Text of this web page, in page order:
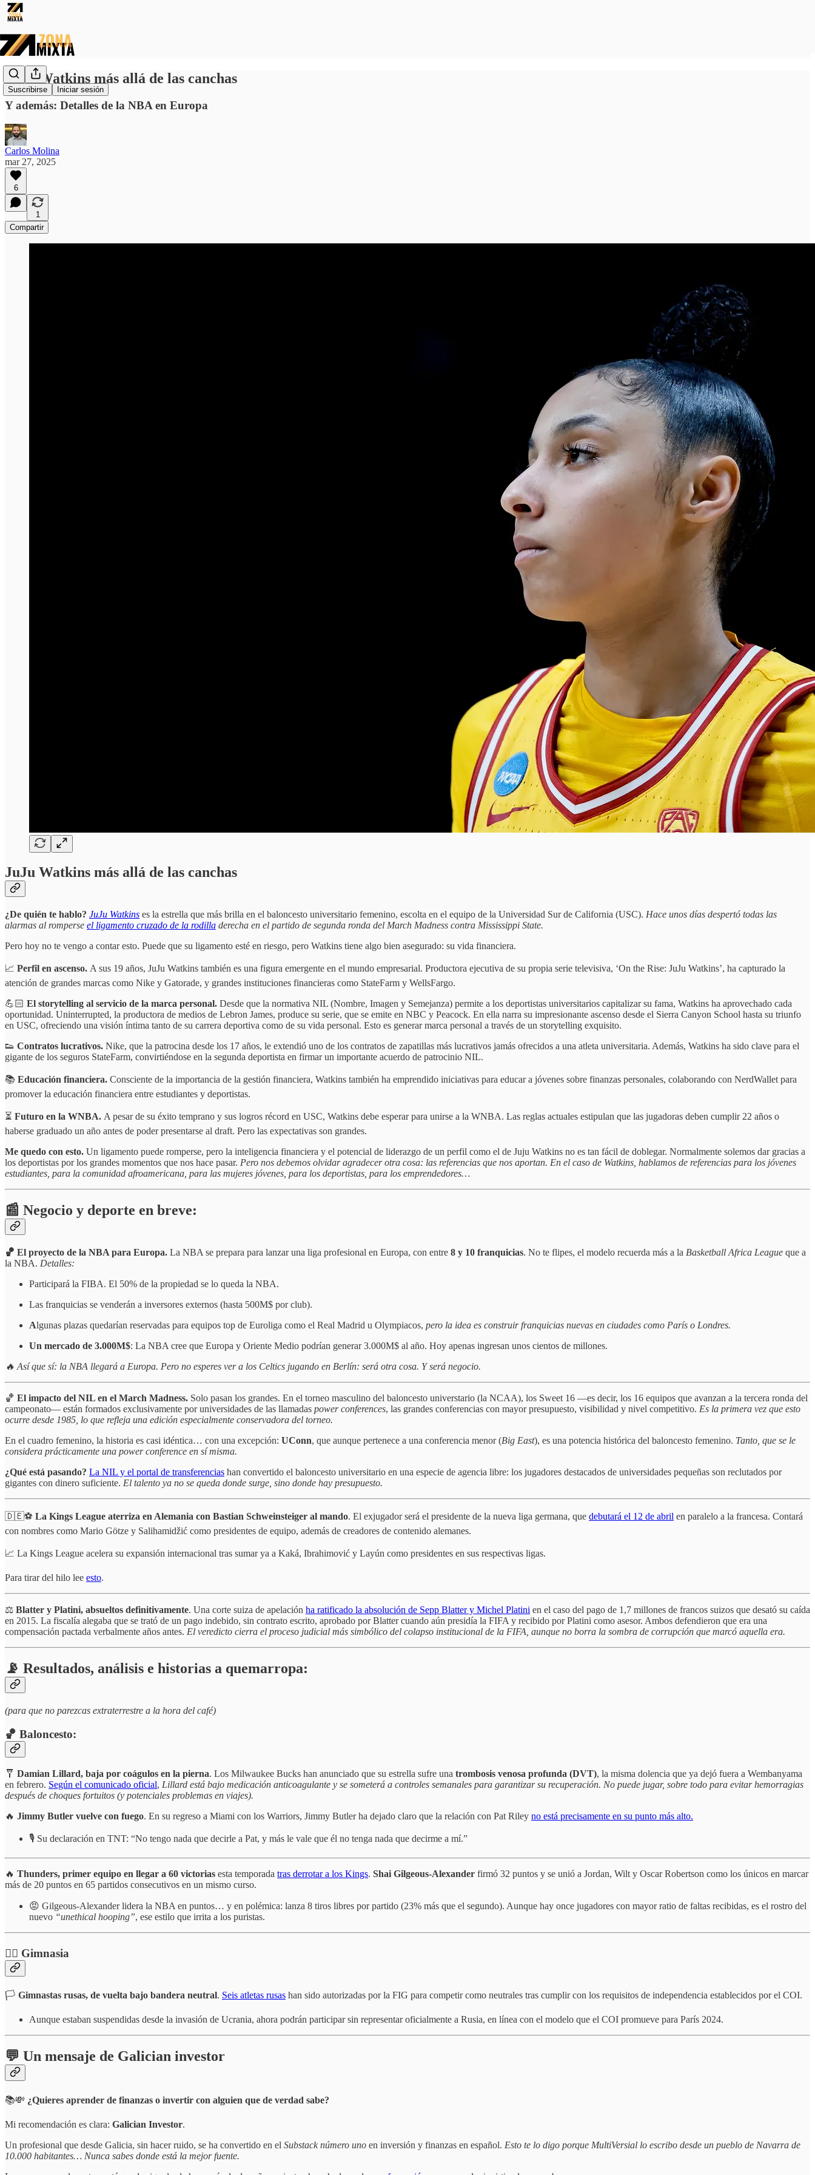
Suscribirse Iniciar sesión
JuJu Watkins más allá de las canchas
Y además: Detalles de la NBA en Europa
Carlos Molina
mar 27, 2025
6
1
Compartir
JuJu Watkins más allá de las canchas
¿De quién te hablo? JuJu Watkins es la estrella que más brilla en el baloncesto universitario femenino, escolta en el equipo de la Universidad Sur de California (USC). Hace unos días despertó todas las
alarmas al romperse el ligamento cruzado de la rodilla derecha en el partido de segunda ronda del March Madness contra Mississippi State.
Pero hoy no te vengo a contar esto. Puede que su ligamento esté en riesgo, pero Watkins tiene algo bien asegurado: su vida financiera.
📈 Perfil en ascenso. A sus 19 años, JuJu Watkins también es una figura emergente en el mundo empresarial. Productora ejecutiva de su propia serie televisiva, ‘On the Rise: JuJu Watkins’, ha capturado la
atención de grandes marcas como Nike y Gatorade, y grandes instituciones financieras como StateFarm y WellsFargo.
💪🏻 El storytelling al servicio de la marca personal. Desde que la normativa NIL (Nombre, Imagen y Semejanza) permite a los deportistas universitarios capitalizar su fama, Watkins ha aprovechado cada
oportunidad. Uninterrupted, la productora de medios de Lebron James, produce su serie, que se emite en NBC y Peacock. En ella narra su impresionante ascenso desde el Sierra Canyon School hasta su triunfo
en USC, ofreciendo una visión íntima tanto de su carrera deportiva como de su vida personal. Esto es generar marca personal a través de un storytelling exquisito.
👟 Contratos lucrativos. Nike, que la patrocina desde los 17 años, le extendió uno de los contratos de zapatillas más lucrativos jamás ofrecidos a una atleta universitaria. Además, Watkins ha sido clave para el
gigante de los seguros StateFarm, convirtiéndose en la segunda deportista en firmar un importante acuerdo de patrocinio NIL.
📚 Educación financiera. Consciente de la importancia de la gestión financiera, Watkins también ha emprendido iniciativas para educar a jóvenes sobre finanzas personales, colaborando con NerdWallet para
promover la educación financiera entre estudiantes y deportistas.
⏳ Futuro en la WNBA. A pesar de su éxito temprano y sus logros récord en USC, Watkins debe esperar para unirse a la WNBA. Las reglas actuales estipulan que las jugadoras deben cumplir 22 años o
haberse graduado un año antes de poder presentarse al draft. Pero las expectativas son grandes.
Me quedo con esto. Un ligamento puede romperse, pero la inteligencia financiera y el potencial de liderazgo de un perfil como el de Juju Watkins no es tan fácil de doblegar. Normalmente solemos dar gracias a
los deportistas por los grandes momentos que nos hace pasar. Pero nos debemos olvidar agradecer otra cosa: las referencias que nos aportan. En el caso de Watkins, hablamos de referencias para los jóvenes
estudiantes, para la comunidad afroamericana, para las mujeres jóvenes, para los deportistas, para los emprendedores…
📰 Negocio y deporte en breve:
🏀 El proyecto de la NBA para Europa. La NBA se prepara para lanzar una liga profesional en Europa, con entre 8 y 10 franquicias. No te flipes, el modelo recuerda más a la Basketball Africa League que a
la NBA. Detalles:
Participará la FIBA. El 50% de la propiedad se lo queda la NBA.
Las franquicias se venderán a inversores externos (hasta 500M$ por club).
Algunas plazas quedarían reservadas para equipos top de Euroliga como el Real Madrid u Olympiacos, pero la idea es construir franquicias nuevas en ciudades como París o Londres.
Un mercado de 3.000M$: La NBA cree que Europa y Oriente Medio podrían generar 3.000M$ al año. Hoy apenas ingresan unos cientos de millones.
🔥 Así que sí: la NBA llegará a Europa. Pero no esperes ver a los Celtics jugando en Berlín: será otra cosa. Y será negocio.
🏀 El impacto del NIL en el March Madness. Solo pasan los grandes. En el torneo masculino del baloncesto universtario (la NCAA), los Sweet 16 —es decir, los 16 equipos que avanzan a la tercera ronda del
campeonato— están formados exclusivamente por universidades de las llamadas power conferences, las grandes conferencias con mayor presupuesto, visibilidad y nivel competitivo. Es la primera vez que esto
ocurre desde 1985, lo que refleja una edición especialmente conservadora del torneo.
En el cuadro femenino, la historia es casi idéntica… con una excepción: UConn, que aunque pertenece a una conferencia menor (Big East), es una potencia histórica del baloncesto femenino. Tanto, que se le
considera prácticamente una power conference en sí misma.
¿Qué está pasando? La NIL y el portal de transferencias han convertido el baloncesto universitario en una especie de agencia libre: los jugadores destacados de universidades pequeñas son reclutados por
gigantes con dinero suficiente. El talento ya no se queda donde surge, sino donde hay presupuesto.
🇩🇪⚽ La Kings League aterriza en Alemania con Bastian Schweinsteiger al mando. El exjugador será el presidente de la nueva liga germana, que debutará el 12 de abril en paralelo a la francesa. Contará
con nombres como Mario Götze y Salihamidžić como presidentes de equipo, además de creadores de contenido alemanes.
📈 La Kings League acelera su expansión internacional tras sumar ya a Kaká, Ibrahimović y Layún como presidentes en sus respectivas ligas.
Para tirar del hilo lee esto.
⚖️ Blatter y Platini, absueltos definitivamente. Una corte suiza de apelación ha ratificado la absolución de Sepp Blatter y Michel Platini en el caso del pago de 1,7 millones de francos suizos que desató su caída
en 2015. La fiscalía alegaba que se trató de un pago indebido, sin contrato escrito, aprobado por Blatter cuando aún presidía la FIFA y recibido por Platini como asesor. Ambos defendieron que era una
compensación pactada verbalmente años antes. El veredicto cierra el proceso judicial más simbólico del colapso institucional de la FIFA, aunque no borra la sombra de corrupción que marcó aquella era.
📡 Resultados, análisis e historias a quemarropa:
(para que no parezcas extraterrestre a la hora del café)
🏀 Baloncesto:
🩼 Damian Lillard, baja por coágulos en la pierna. Los Milwaukee Bucks han anunciado que su estrella sufre una trombosis venosa profunda (DVT), la misma dolencia que ya dejó fuera a Wembanyama
en febrero. Según el comunicado oficial, Lillard está bajo medicación anticoagulante y se someterá a controles semanales para garantizar su recuperación. No puede jugar, sobre todo para evitar hemorragias
después de choques fortuitos (y potenciales problemas en viajes).
🔥 Jimmy Butler vuelve con fuego. En su regreso a Miami con los Warriors, Jimmy Butler ha dejado claro que la relación con Pat Riley no está precisamente en su punto más alto.
🎙️ Su declaración en TNT: “No tengo nada que decirle a Pat, y más le vale que él no tenga nada que decirme a mí.”
🔥 Thunders, primer equipo en llegar a 60 victorias esta temporada tras derrotar a los Kings. Shai Gilgeous-Alexander firmó 32 puntos y se unió a Jordan, Wilt y Oscar Robertson como los únicos en marcar
más de 20 puntos en 65 partidos consecutivos en un mismo curso.
😡 Gilgeous-Alexander lidera la NBA en puntos… y en polémica: lanza 8 tiros libres por partido (23% más que el segundo). Aunque hay once jugadores con mayor ratio de faltas recibidas, es el rostro del
nuevo “unethical hooping”, ese estilo que irrita a los puristas.
🤸‍♂️ Gimnasia
🏳️ Gimnastas rusas, de vuelta bajo bandera neutral. Seis atletas rusas han sido autorizadas por la FIG para competir como neutrales tras cumplir con los requisitos de independencia establecidos por el COI.
Aunque estaban suspendidas desde la invasión de Ucrania, ahora podrán participar sin representar oficialmente a Rusia, en línea con el modelo que el COI promueve para París 2024.
💬 Un mensaje de Galician investor
📚💸 ¿Quieres aprender de finanzas o invertir con alguien que de verdad sabe?
Mi recomendación es clara: Galician Investor.
Un profesional que desde Galicia, sin hacer ruido, se ha convertido en el Substack número uno en inversión y finanzas en español. Esto te lo digo porque MultiVersial lo escribo desde un pueblo de Navarra de
10.000 habitantes… Nunca sabes donde está la mejor fuente.